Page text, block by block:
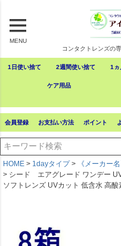
MENU
コンタクトレンズの
1日使い捨て 2週間使い捨て 1ヵ
ケア用品
会員登録 お支払い方法 ポイント
HOME 1dayタイプ 《メーカー
シード エアグレード ワンデー
ソフトレンズ UVカット 低含水 高